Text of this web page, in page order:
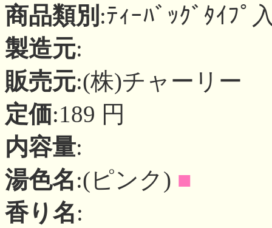
商品類別 :ﾃｨｰﾊﾞｯｸﾞﾀｲﾌﾟ
製造元:
販売元:(株)チャーリー
定価:189 円
内容量:
湯色名:(ピンク) ■
香り名: